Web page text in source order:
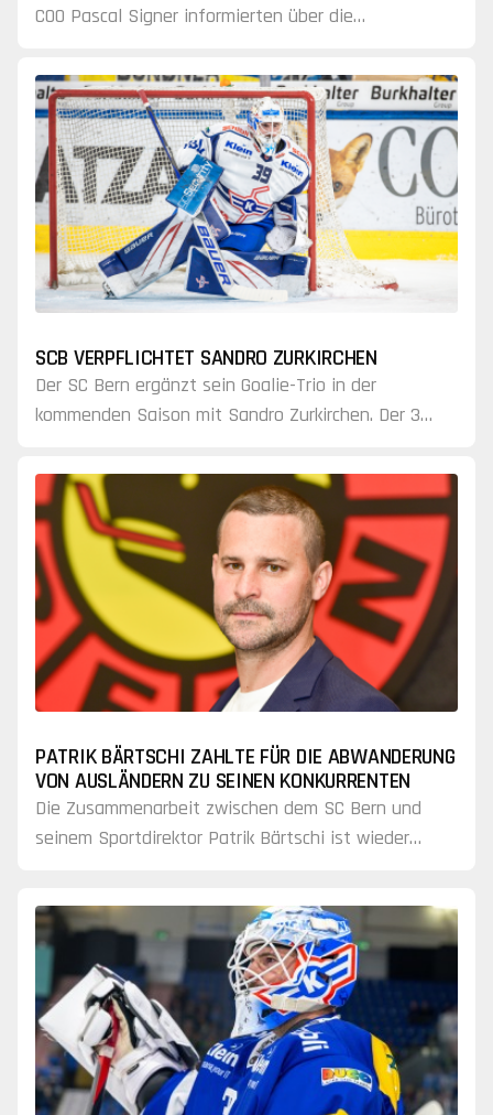
COO Pascal Signer informierten über die
Partnerschaften und das gesellschaftliche
Engagement des Clubs.
SCB VERPFLICHTET SANDRO ZURKIRCHEN
Der SC Bern ergänzt sein Goalie-Trio in der
kommenden Saison mit Sandro Zurkirchen. Der 35-
über 350 National-League-Partien.
PATRIK BÄRTSCHI ZAHLTE FÜR DIE ABWANDERUNG
VON AUSLÄNDERN ZU SEINEN KONKURRENTEN
Die Zusammenarbeit zwischen dem SC Bern und
seinem Sportdirektor Patrik Bärtschi ist wieder